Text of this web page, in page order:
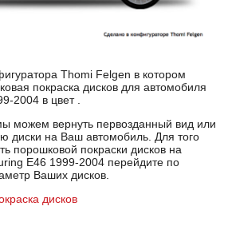
Thomi Felgen в котором
покраска дисков для автомобиля
2004 в цвет .
можем вернуть первозданный вид или
диски на Ваш автомобиль. Для того
порошковой покраски дисков на
E46 1999-2004 перейдите по
Ваших дисков.
дисков